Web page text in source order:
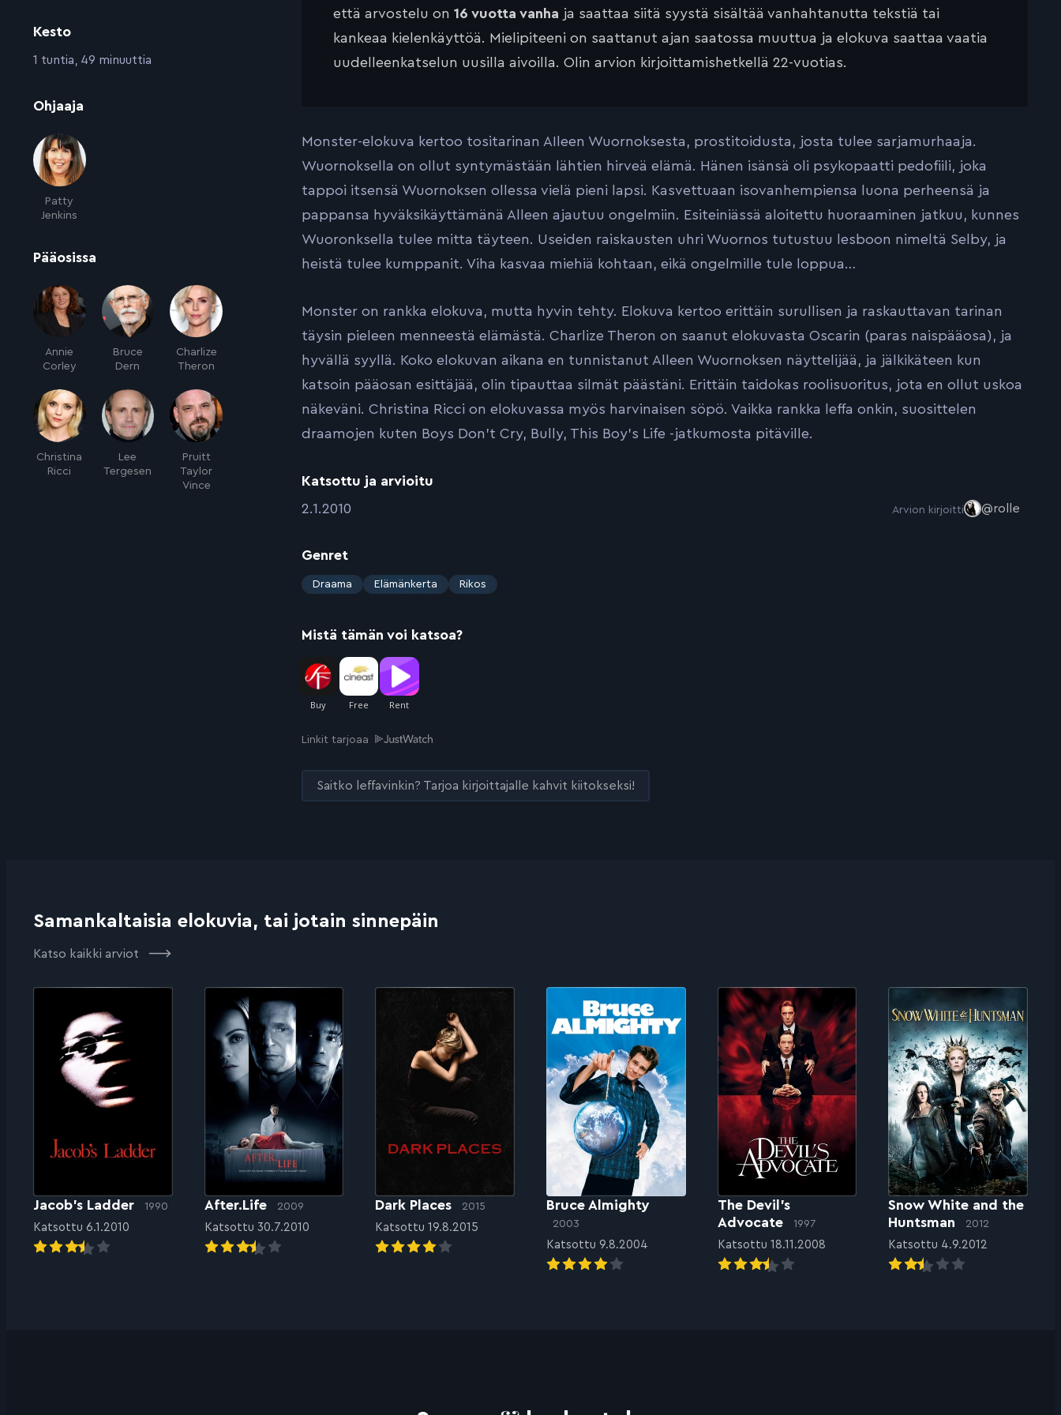
Kesto
:1 tuntia, 49 minuuttia
Ohjaaja
Patty
Jenkins
Pääosissa
Annie
Corley
Bruce
Dern
Charlize
Theron
Christina
Ricci
Lee
Tergesen
Pruitt
Taylor
Vince
että arvostelu on 16 vuotta vanha ja saattaa siitä syystä sisältää vanhahtanutta tekstiä tai
kankeaa kielenkäyttöä. Mielipiteeni on saattanut ajan saatossa muuttua ja elokuva saattaa vaatia
uudelleenkatselun uusilla aivoilla. Olin arvion kirjoittamishetkellä 22-vuotias.
Monster-elokuva kertoo tositarinan AIleen Wuornoksesta, prostitoidusta, josta tulee sarjamurhaaja.
Wuornoksella on ollut syntymästään lähtien hirveä elämä. Hänen isänsä oli psykopaatti pedofiili, joka
tappoi itsensä Wuornoksen ollessa vielä pieni lapsi. Kasvettuaan isovanhempiensa luona perheensä ja
pappansa hyväksikäyttämänä Alleen ajautuu ongelmiin. Esiteiniässä aloitettu huoraaminen jatkuu, kunnes
Wuoronksella tulee mitta täyteen. Useiden raiskausten uhri Wuornos tutustuu lesboon nimeltä Selby, ja
heistä tulee kumppanit. Viha kasvaa miehiä kohtaan, eikä ongelmille tule loppua…
Monster on rankka elokuva, mutta hyvin tehty. Elokuva kertoo erittäin surullisen ja raskauttavan tarinan
täysin pieleen menneestä elämästä. Charlize Theron on saanut elokuvasta Oscarin (paras naispääosa), ja
hyvällä syyllä. Koko elokuvan aikana en tunnistanut Alleen Wuornoksen näyttelijää, ja jälkikäteen kun
katsoin pääosan esittäjää, olin tipauttaa silmät päästäni. Erittäin taidokas roolisuoritus, jota en ollut uskoa
näkeväni. Christina Ricci on elokuvassa myös harvinaisen söpö. Vaikka rankka leffa onkin, suosittelen
draamojen kuten Boys Don’t Cry, Bully, This Boy’s Life -jatkumosta pitäville.
Katsottu ja arvioitu
:2.1.2010 Arvion kirjoitti @rolle
Genret
:
Draama Elämänkerta Rikos
Mistä tämän voi katsoa?
Linkit tarjoaa
Saitko leffavinkin? Tarjoa kirjoittajalle kahvit kiitokseksi!
Samankaltaisia elokuvia, tai jotain sinnepäin
Katso kaikki arviot
Jacob’s Ladder 1990
Katsottu 6.1.2010
After.Life 2009
Katsottu 30.7.2010
Dark Places 2015
Katsottu 19.8.2015
Bruce Almighty
2003
Katsottu 9.8.2004
The Devil’s
Advocate
1997
Katsottu 18.11.2008
Snow White and the
Huntsman
2012
Katsottu 4.9.2012